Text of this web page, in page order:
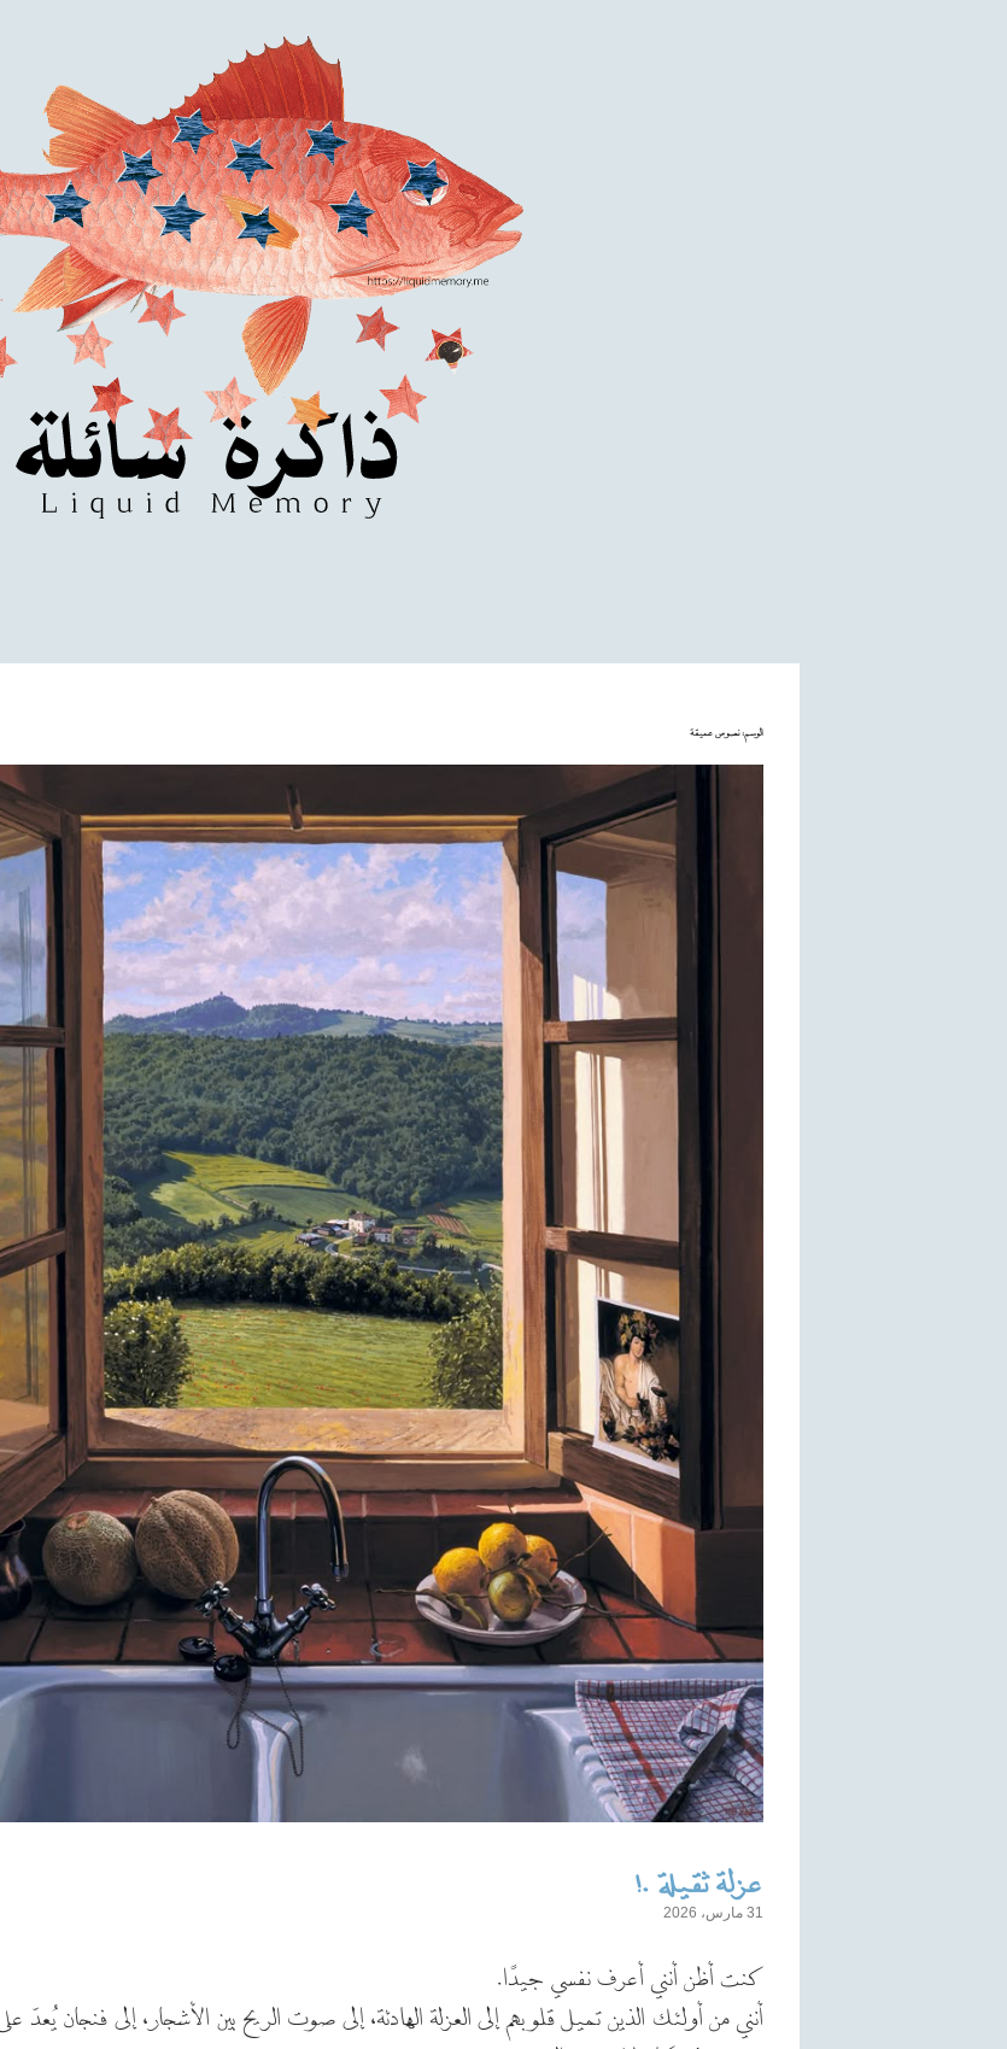
الوسم:نصوص عميقة
عزلة ثقيلة .!
31 مارس، 2026
كنت أظن أنني أعرف نفسي جيدًا.
أنني من أولئك الذين تميل قلوبهم إلى العزلة الهادئة، إلى صوت الريح بين الأشجار، إلى فنجان يُعدّ